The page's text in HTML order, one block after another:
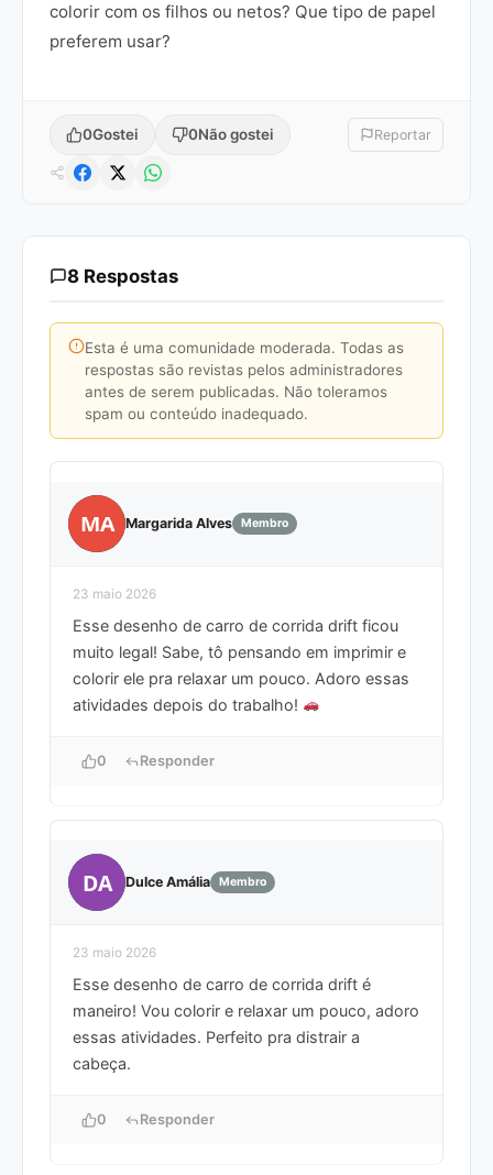
colorir com os filhos ou netos? Que tipo de papel
preferem usar?
0Gostei 0Não gostei Reportar
8 Respostas
Esta é uma comunidade moderada. Todas as
respostas são revistas pelos administradores
antes de serem publicadas. Não toleramos
spam ou conteúdo inadequado.
MA Margarida Alves Membro
23 maio 2026
Esse desenho de carro de corrida drift ficou
muito legal! Sabe, tô pensando em imprimir e
colorir ele pra relaxar um pouco. Adoro essas
atividades depois do trabalho!
0 Responder
DA Dulce Amália Membro
23 maio 2026
Esse desenho de carro de corrida drift é
maneiro! Vou colorir e relaxar um pouco, adoro
essas atividades. Perfeito pra distrair a
cabeça.
0 Responder